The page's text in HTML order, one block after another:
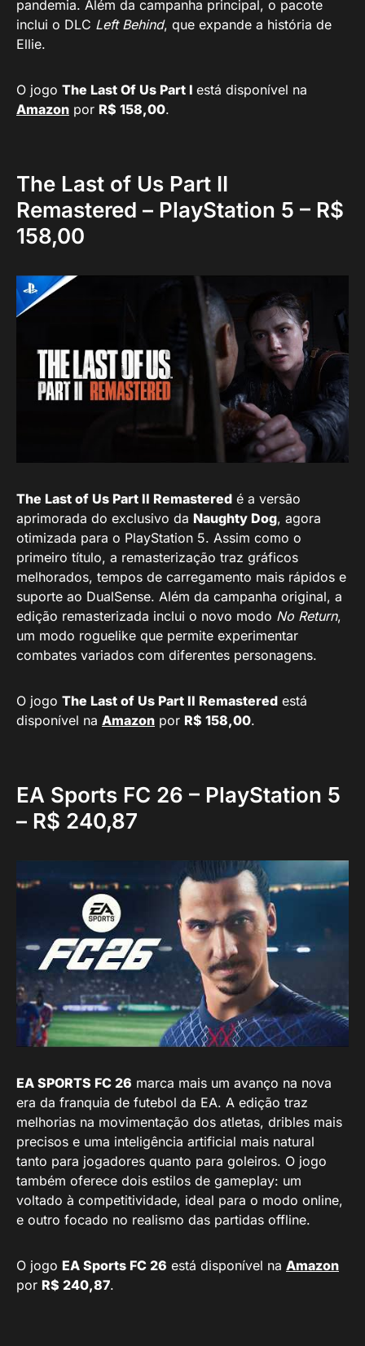
pandemia. Além da campanha principal, o pacote
inclui o DLC Left Behind, que expande a história de
Ellie.
O jogo The Last Of Us Part I está disponível na
Amazon por R$ 158,00.
The Last of Us Part II
Remastered – PlayStation 5 – R$
158,00
The Last of Us Part II Remastered é a versão
aprimorada do exclusivo da Naughty Dog, agora
otimizada para o PlayStation 5. Assim como o
primeiro título, a remasterização traz gráficos
melhorados, tempos de carregamento mais rápidos e
suporte ao DualSense. Além da campanha original, a
edição remasterizada inclui o novo modo No Return,
um modo roguelike que permite experimentar
combates variados com diferentes personagens.
O jogo The Last of Us Part II Remastered está
disponível na Amazon por R$ 158,00.
EA Sports FC 26 – PlayStation 5
– R$ 240,87
EA SPORTS FC 26 marca mais um avanço na nova
era da franquia de futebol da EA. A edição traz
melhorias na movimentação dos atletas, dribles mais
precisos e uma inteligência artificial mais natural
tanto para jogadores quanto para goleiros. O jogo
também oferece dois estilos de gameplay: um
voltado à competitividade, ideal para o modo online,
e outro focado no realismo das partidas offline.
O jogo EA Sports FC 26 está disponível na Amazon
por R$ 240,87.